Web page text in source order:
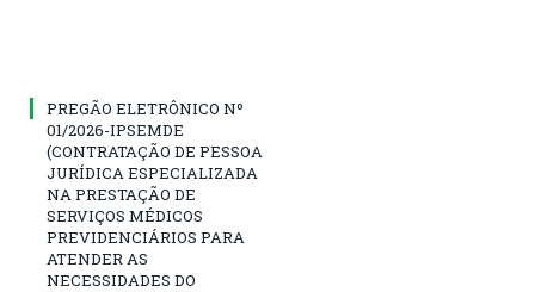
PREGÃO ELETRÔNICO Nº
01/2026-IPSEMDE
(CONTRATAÇÃO DE PESSOA
JURÍDICA ESPECIALIZADA
NA PRESTAÇÃO DE
SERVIÇOS MÉDICOS
PREVIDENCIÁRIOS PARA
ATENDER AS
NECESSIDADES DO